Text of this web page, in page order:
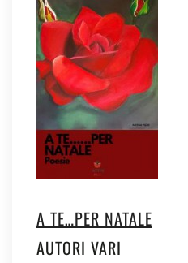
A TE…PER NATALE
AUTORI VARI